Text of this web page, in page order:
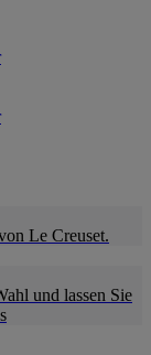
Le Creuset.
und lassen Sie